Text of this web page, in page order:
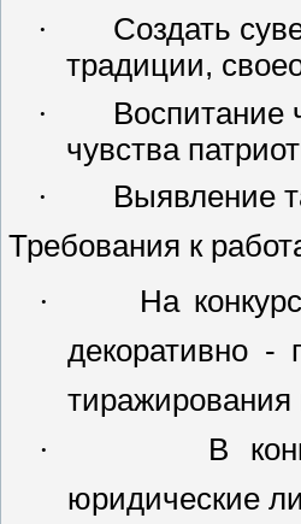
·
Создать
традиции,
·
Воспитание
чувства
·
Выявление
Требования к
·
На
декоративно -
тиражирования
·
В
юридические